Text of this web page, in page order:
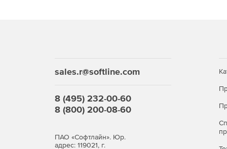
sales.r@softline.com
8 (495) 232-00-60
8 (800) 200-08-60
ПАО «Софтлайн». Юр.
адрес: 119021, г.